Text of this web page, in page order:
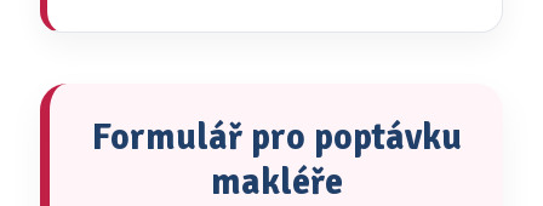
Formulář pro poptávku
makléře